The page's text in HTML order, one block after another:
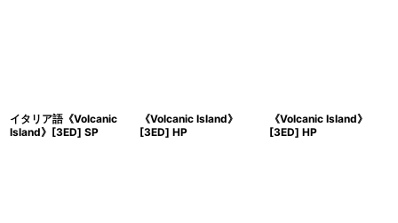
イタリア語《Volcanic
Island》[3ED] SP
《Volcanic Island》
[3ED] HP
《Volcanic Island》
[3ED] HP